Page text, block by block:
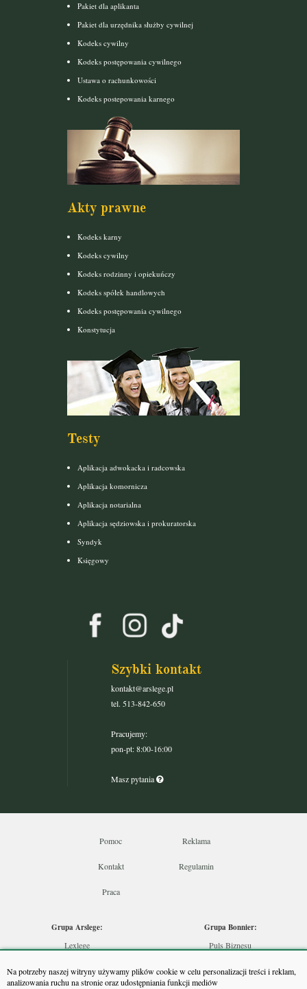
Na potrzeby naszej witryny używamy plików cookie w celu personalizacji treści i reklam,
analizowania ruchu na stronie oraz udostępniania funkcji mediów
Pakiet dla aplikanta
Pakiet dla urzędnika służby cywilnej
Kodeks cywilny
Kodeks postępowania cywilnego
Ustawa o rachunkowości
Kodeks postepowania karnego
Akty prawne
Kodeks karny
Kodeks cywilny
Kodeks rodzinny i opiekuńczy
Kodeks spółek handlowych
Kodeks postępowania cywilnego
Konstytucja
Testy
Aplikacja adwokacka i radcowska
Aplikacja komornicza
Aplikacja notarialna
Aplikacja sędziowska i prokuratorska
Syndyk
Księgowy
Szybki kontakt
kontakt@arslege.pl
tel. 513-842-650
Pracujemy:
pon-pt: 8:00-16:00
Masz pytania
Pomoc Reklama
Kontakt Regulamin
Praca
Grupa Arslege:
Lexlege
Skarbowcy
Grupa Bonnier:
Puls Biznesu
Puls Medycyny